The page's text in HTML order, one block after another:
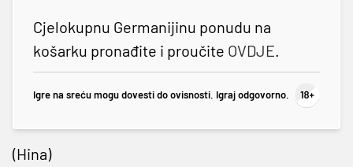
Cjelokupnu Germanijinu ponudu na
košarku pronađite i proučite OVDJE.
Igre na sreću mogu dovesti do ovisnosti. Igraj odgovorno.
(Hina)